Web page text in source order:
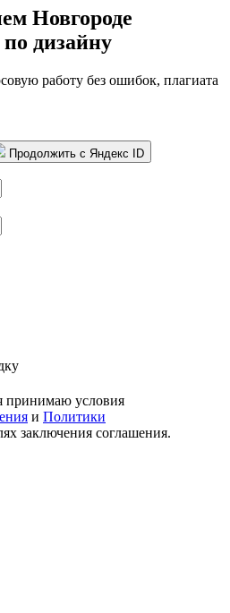
Новгороде
дизайну
работу без ошибок, плагиата
Продолжить с Яндекс ID
принимаю условия
и Политики
заключения соглашения.